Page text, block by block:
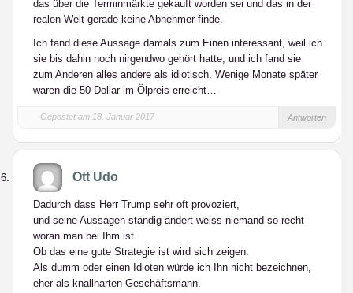
das über die Terminmärkte gekauft worden sei und das in der
realen Welt gerade keine Abnehmer finde.
Ich fand diese Aussage damals zum Einen interessant, weil ich
sie bis dahin noch nirgendwo gehört hatte, und ich fand sie
zum Anderen alles andere als idiotisch. Wenige Monate später
waren die 50 Dollar im Ölpreis erreicht…
Gepostet am 18. Januar 2017 Antworten
Ott Udo
Dadurch dass Herr Trump sehr oft provoziert,
und seine Aussagen ständig ändert weiss niemand so recht
woran man bei Ihm ist.
Ob das eine gute Strategie ist wird sich zeigen.
Als dumm oder einen Idioten würde ich Ihn nicht bezeichnen,
eher als knallharten Geschäftsmann.